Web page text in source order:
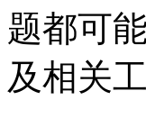
题都可
及相关